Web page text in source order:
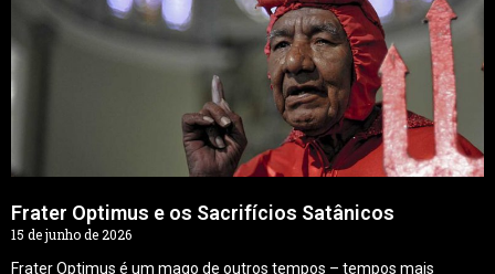
Frater Optimus e os Sacrifícios Satânicos
15 de junho de 2026
Frater Optimus é um mago de outros tempos – tempos mais